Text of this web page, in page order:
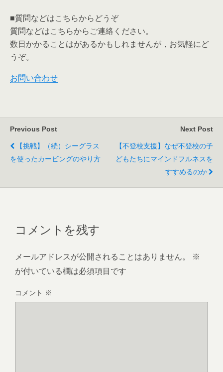
■質問などはこちらからどうぞ
質問などはこちらからご連絡ください。
数日かかることはがあるかもしれませんが，お気軽にど
うぞ。
お問い合わせ
Previous Post
【挑戦】（続）シーグラス
を使ったカービングのやり方
Next Post
【不登校支援】なぜ不登校の子
どもたちにマインドフルネスを
すすめるのか
コメントを残す
メールアドレスが公開されることはありません。
※
が付いている欄は必須項目です
コメント ※